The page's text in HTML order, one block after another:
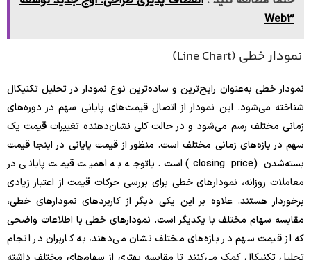
Web3
نمودار خطی (Line Chart)
نمودار خطی به‌‌عنوان رایج‌ترین و ساده‌ترین نوع نمودار در تحلیل تکنیکال
شناخته می‌شود. این نمودار از اتصال قیمت‌های پایانی سهم در دوره‌های
زمانی مختلف رسم می‌شود و در حالت کلی نشان‌دهنده تغییرات قیمت یک
سهم در بازه‌های زمانی مختلف است. منظور از قیمت پایانی در اینجا قیمت
بسته‌شدن (closing price) است. باتوجه به اهمیت قیمت پایانی در
معاملات روزانه، نمودارهای خطی برای بررسی حرکات قیمت از اعتبار زیادی
برخوردار هستند. علاوه بر این یکی دیگر از کاربردهای نمودارهای خطی،
مقایسه سهام مختلف با یکدیگر است. نمودارهای خطی با اطلاعات واضحی
که از قیمت سهم در بازه‌های مختلف نشان می‌دهند، به کاربران در انجام